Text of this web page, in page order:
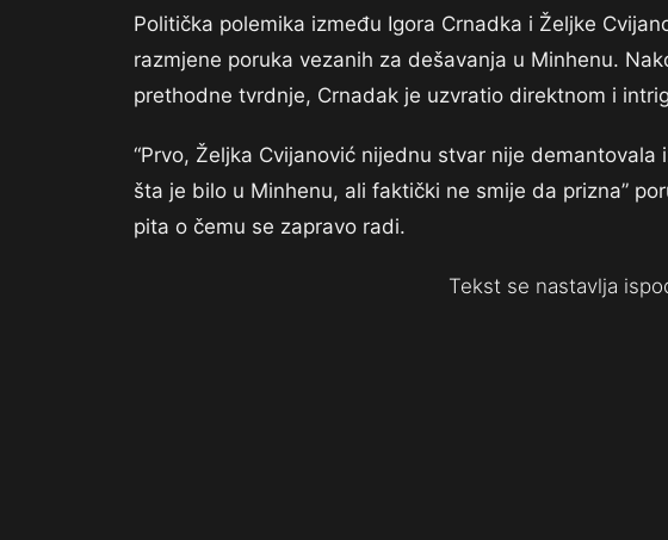
Politička polemika između Igora Crnadka i Željke
razmjene poruka vezanih za dešavanja u Minhenu.
prethodne tvrdnje, Crnadak je uzvratio direktnom i
“Prvo, Željka Cvijanović nijednu stvar nije
šta je bilo u Minhenu, ali faktički ne smije da prizna”
pita o čemu se zapravo radi.
Tekst se nastavlja